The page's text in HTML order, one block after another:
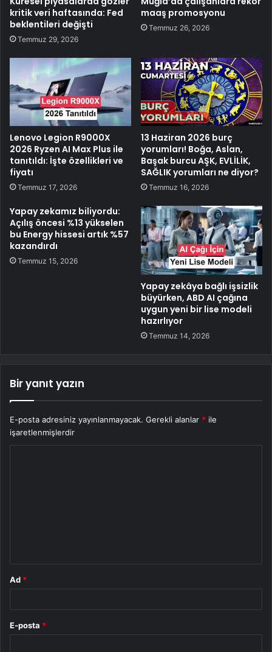
kritik veri haftasında: Fed
beklentileri değişti
Temmuz 29, 2026
maaş promosyonu
Temmuz 26, 2026
Lenovo Legion R9000X
2026 Ryzen AI Max Plus ile
tanıtıldı: İşte özellikleri ve
fiyatı
Temmuz 17, 2026
13 Haziran 2026 burç
yorumları! Boğa, Aslan,
Başak burcu AŞK, EVLİLİK,
SAĞLIK yorumları ne diyor?
Temmuz 16, 2026
Yapay zekamız biliyordu:
Açılış öncesi %13 yükselen
bu Energy hissesi artık %57
kazandırdı
Temmuz 15, 2026
Yapay zekâya bağlı işsizlik
büyürken, ABD AI çağına
uygun yeni bir lise modeli
hazırlıyor
Temmuz 14, 2026
Bir yanıt yazın
E-posta adresiniz yayınlanmayacak. Gerekli alanlar * ile
işaretlenmişlerdir
Ad *
E-posta *